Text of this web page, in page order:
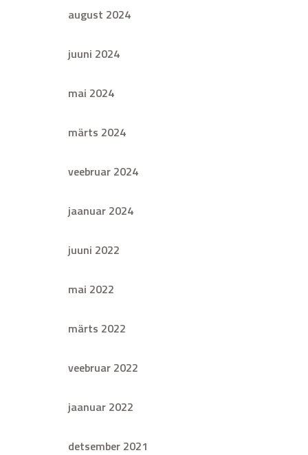
august 2024
juuni 2024
mai 2024
märts 2024
veebruar 2024
jaanuar 2024
juuni 2022
mai 2022
märts 2022
veebruar 2022
jaanuar 2022
detsember 2021